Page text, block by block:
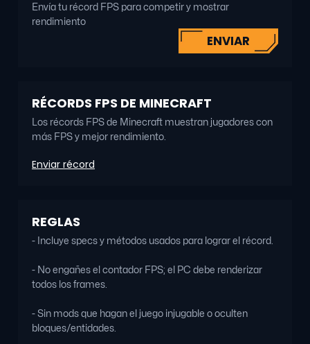
Envía tu récord FPS para competir y mostrar
rendimiento
ENVIAR
RÉCORDS FPS DE MINECRAFT
Los récords FPS de Minecraft muestran jugadores con
más FPS y mejor rendimiento.
Enviar récord
REGLAS
- Incluye specs y métodos usados para lograr el récord.
- No engañes el contador FPS; el PC debe renderizar
todos los frames.
- Sin mods que hagan el juego injugable o oculten
bloques/entidades.